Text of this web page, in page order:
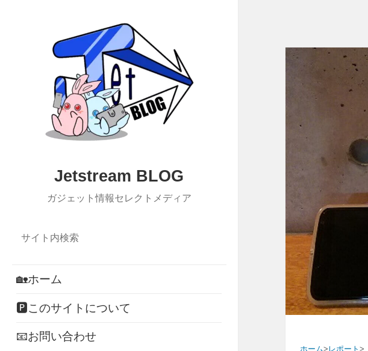
Jetstream BLOG
ガジェット情報セレクトメディア
🏡ホーム
🅿このサイトについて
📧お問い合わせ